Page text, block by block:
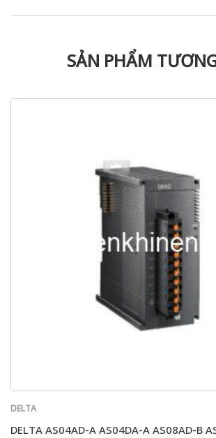
SẢN PHẨM
DELTA
DELTA AS04AD-A AS04DA-A AS08AD-B